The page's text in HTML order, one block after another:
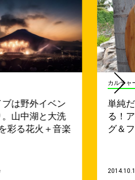
は野外イベン
。山中湖と大洗
彩る花火＋音楽
カルチャ
単純
る！
グ＆